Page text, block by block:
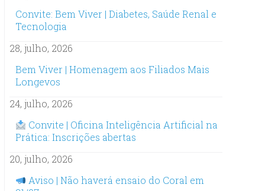
Convite: Bem Viver | Diabetes, Saúde Renal e
Tecnologia
28, julho, 2026
Bem Viver | Homenagem aos Filiados Mais
Longevos
24, julho, 2026
Convite | Oficina Inteligência Artificial na
Prática: Inscrições abertas
20, julho, 2026
Aviso | Não haverá ensaio do Coral em